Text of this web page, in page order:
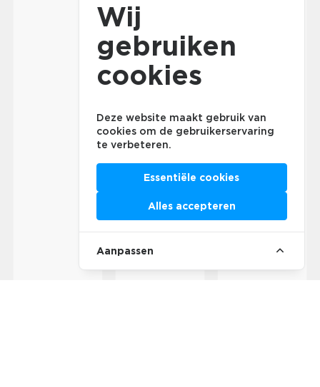
Wij
gebruiken
cookies
Deze website maakt gebruik van
cookies om de gebruikerservaring
te verbeteren.
Essentiële cookies
Alles accepteren
Aanpassen